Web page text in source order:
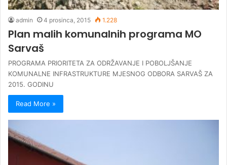
admin 4 prosinca, 2015 1.228
Plan malih komunalnih programa MO
Sarvaš
PROGRAMA PRIORITETA ZA ODRŽAVANJE I POBOLJŠANJE
KOMUNALNE INFRASTRUKTURE MJESNOG ODBORA SARVAŠ ZA
2015. GODINU
Read More »